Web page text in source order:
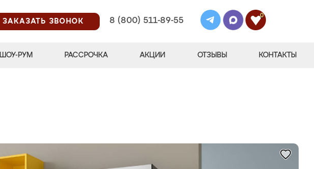
ЗАКАЗАТЬ ЗВОНОК
8 (800) 511-89-55
0
ШОУ-РУМ РАССРОЧКА АКЦИИ ОТЗЫВЫ КОНТАКТЫ